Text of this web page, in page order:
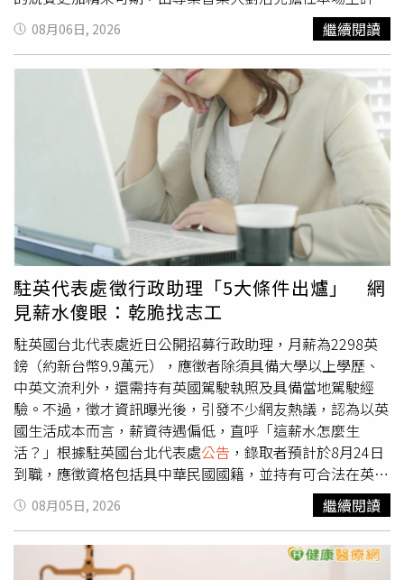
提醒長輩們比賽要放輕鬆，注意麥克風的握姿外，長輩們的
服裝與台風也是評審的重點，有時比賽僅僅就差在毫釐之
間，鼓勵在座長輩勇敢展現自我，享受歌唱帶來的快樂。不
老長青組第一名胡陳月嬌女士。（圖／高雄市政府社會局提
供）岡山場最終名次為80歲以上的「不老長青組」分別由胡
陳月嬌女士、林旺秋先生與洪明財先生拿下前三名，65歲至
未滿80歲的「活力長青組」，由羅臨福先生、李聰榮先生及
陳美利女士奪得前三名，取得進入9月份總決賽的門票。活
力長青組第一名羅臨福先生。（圖／高雄市政府社會局提
供）下週將在8/13(四)進行南區仁武場初賽，於仁武國小旁
活動中心(仁武區中正路94號）舉行，歡迎大家踴躍參與為
長輩加油，現場還有摸彩禮券等好禮，相關活動時間地點訊
息，請洽高雄市政府社會局長青綜合服務中心官網、臉書最
新公告，或撥打洽詢專線07-7710055。
08月06日, 2026 繼續閱讀
駐英代表處徵行政助理「5大條件出爐」 網
見薪水傻眼：乾脆找志工
駐英國台北代表處近日公開招募行政助理，月薪為2298英
鎊（約新台幣9.9萬元），應徵者除須具備大學以上學歷、
中英文流利外，還需持有英國駕駛執照及具備當地駕駛經
驗。不過，徵才資訊曝光後，引發不少網友熱議，認為以英
國生活成本而言，薪資待遇偏低，直呼「這薪水怎麼生
活？」根據駐英國台北代表處公告 ，錄取者預計於8月24日
到職，應徵資格包括具中華民國國籍，並持有可合法在英國
工作與居留的證明文件，例如英國護照或居留證，代表處不
協助辦理英國簽證。此外，還須具備大學以上學歷、熟悉
Windows Office等文書軟體操作、中英文流利，以及持有英
國駕照並具有當地駕駛經驗。工作內容則涵蓋行政庶務、人
08月05日, 2026 繼續閱讀